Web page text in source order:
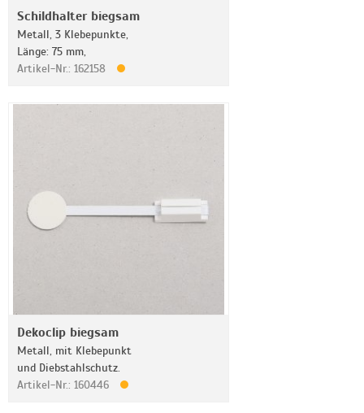
Schildhalter biegsam
Metall, 3 Klebepunkte,
Länge: 75 mm,
Artikel-Nr.: 162158
Dekoclip biegsam
Metall, mit Klebepunkt
und Diebstahlschutz.
Artikel-Nr.: 160446